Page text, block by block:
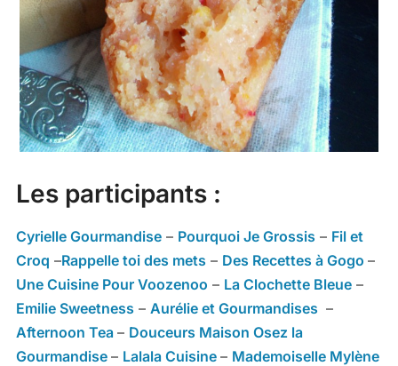
Les participants :
Cyrielle Gourmandise– Pourquoi Je Grossis – Fil et
Croq –Rappelle toi des mets – Des Recettes à Gogo –
Une Cuisine Pour Voozenoo – La Clochette Bleue–
Emilie Sweetness – Aurélie et Gourmandises –
Afternoon Tea – Douceurs Maison Osez la
Gourmandise – Lalala Cuisine – Mademoiselle Mylène